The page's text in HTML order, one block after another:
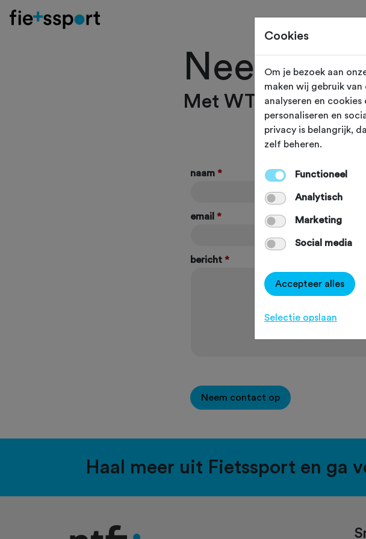
Neem
Met WTC De Hellen
naam *
email *
bericht *
Neem contact op
Haal meer uit Fietssport en ga
Cookies
Om je bezoek aan
maken wij gebruik
analyseren en
personaliseren en
privacy is belangrijk,
zelf beheren.
Functioneel
Analytisch
Marketing
Social media
Accepteer alles
Selectie opslaan